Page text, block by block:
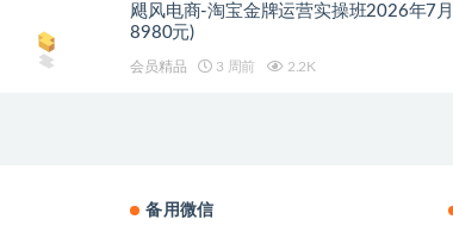
飓风电商-淘宝金牌运营实操班2026年7
8980元)
会员精品 3 周前 2.2K
备用微信